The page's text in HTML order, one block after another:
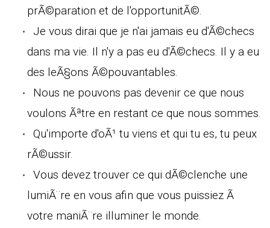
prÃ©paration et de l'opportunitÃ©.
Je vous dirai que je n'ai jamais eu d'Ã©checs
dans ma vie. Il n'y a pas eu d'Ã©checs. Il y a eu
des leÃ§ons Ã©pouvantables.
Nous ne pouvons pas devenir ce que nous
voulons Ãªtre en restant ce que nous sommes.
Qu'importe d'oÃ¹ tu viens et qui tu es, tu peux
rÃ©ussir.
Vous devez trouver ce qui dÃ©clenche une
lumiÃ¨re en vous afin que vous puissiez Ã
votre maniÃ¨re illuminer le monde.